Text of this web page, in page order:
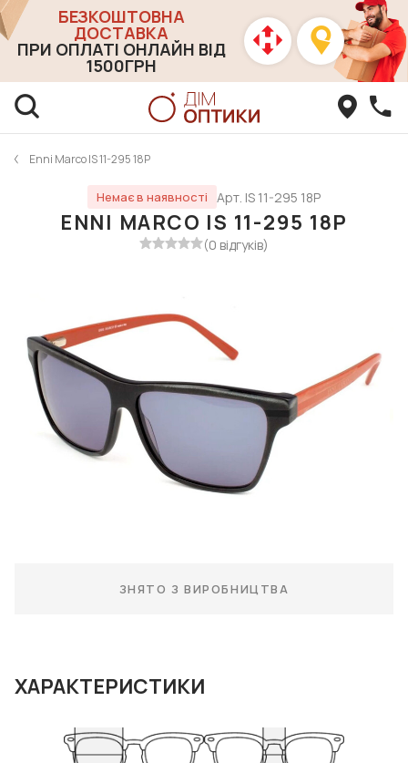
БЕЗКОШТОВНА
ДОСТАВКА
ПРИ ОПЛАТІ ОНЛАЙН ВІД
1500ГРН
Enni Marco IS 11-295 18P
Немає в наявності Арт. IS 11-295 18P
ENNI MARCO IS 11-295 18P
(0 відгуків)
ЗНЯТО З ВИРОБНИЦТВА
ХАРАКТЕРИСТИКИ